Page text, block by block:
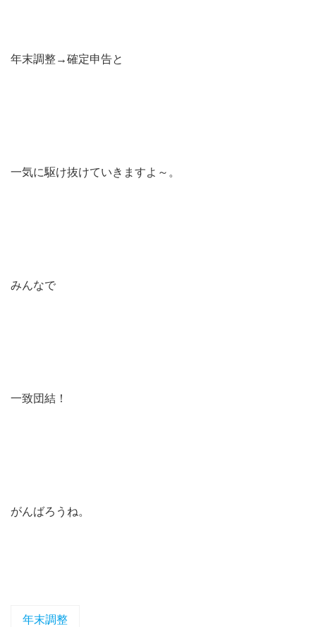
年末調整→確定申告と
一気に駆け抜けていきますよ～。
みんなで
一致団結！
がんばろうね。
年末調整